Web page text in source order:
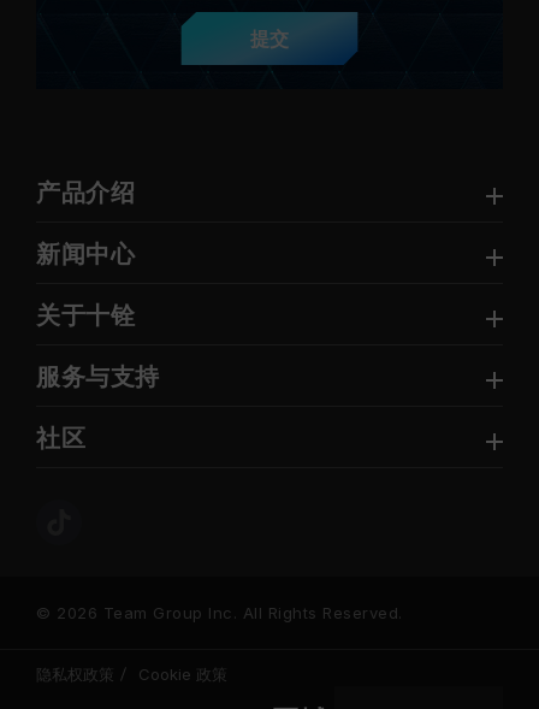
提交
产品介绍
新闻中心
关于十铨
服务与支持
社区
© 2026 Team Group Inc. All Rights Reserved.
隐私权政策 Cookie 政策